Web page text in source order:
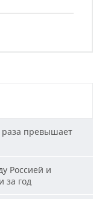
превышает
Россией и
за год